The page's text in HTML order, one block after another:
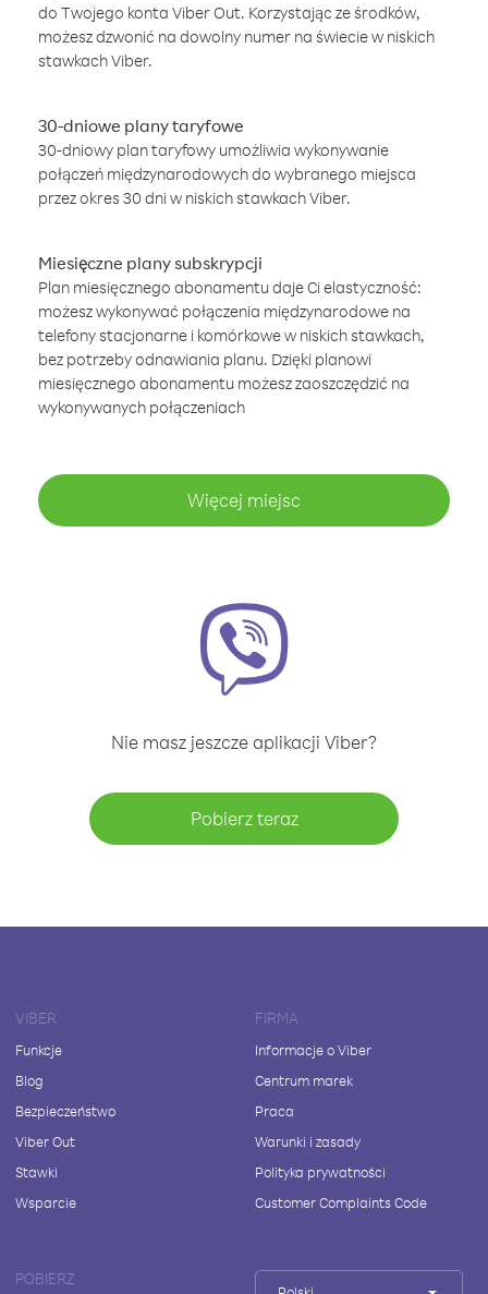
do Twojego konta Viber Out. Korzystając ze środków,
możesz dzwonić na dowolny numer na świecie w niskich
stawkach Viber.
30-dniowe plany taryfowe
30-dniowy plan taryfowy umożliwia wykonywanie
połączeń międzynarodowych do wybranego miejsca
przez okres 30 dni w niskich stawkach Viber.
Miesięczne plany subskrypcji
Plan miesięcznego abonamentu daje Ci elastyczność:
możesz wykonywać połączenia międzynarodowe na
telefony stacjonarne i komórkowe w niskich stawkach,
bez potrzeby odnawiania planu. Dzięki planowi
miesięcznego abonamentu możesz zaoszczędzić na
wykonywanych połączeniach
Więcej miejsc
Nie masz jeszcze aplikacji Viber?
Pobierz teraz
VIBER
Funkcje
Blog
Bezpieczeństwo
Viber Out
Stawki
Wsparcie
FIRMA
Informacje o Viber
Centrum marek
Praca
Warunki i zasady
Polityka prywatności
Customer Complaints Code
POBIERZ